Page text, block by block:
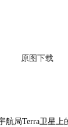
原图下载
局Terra卫星